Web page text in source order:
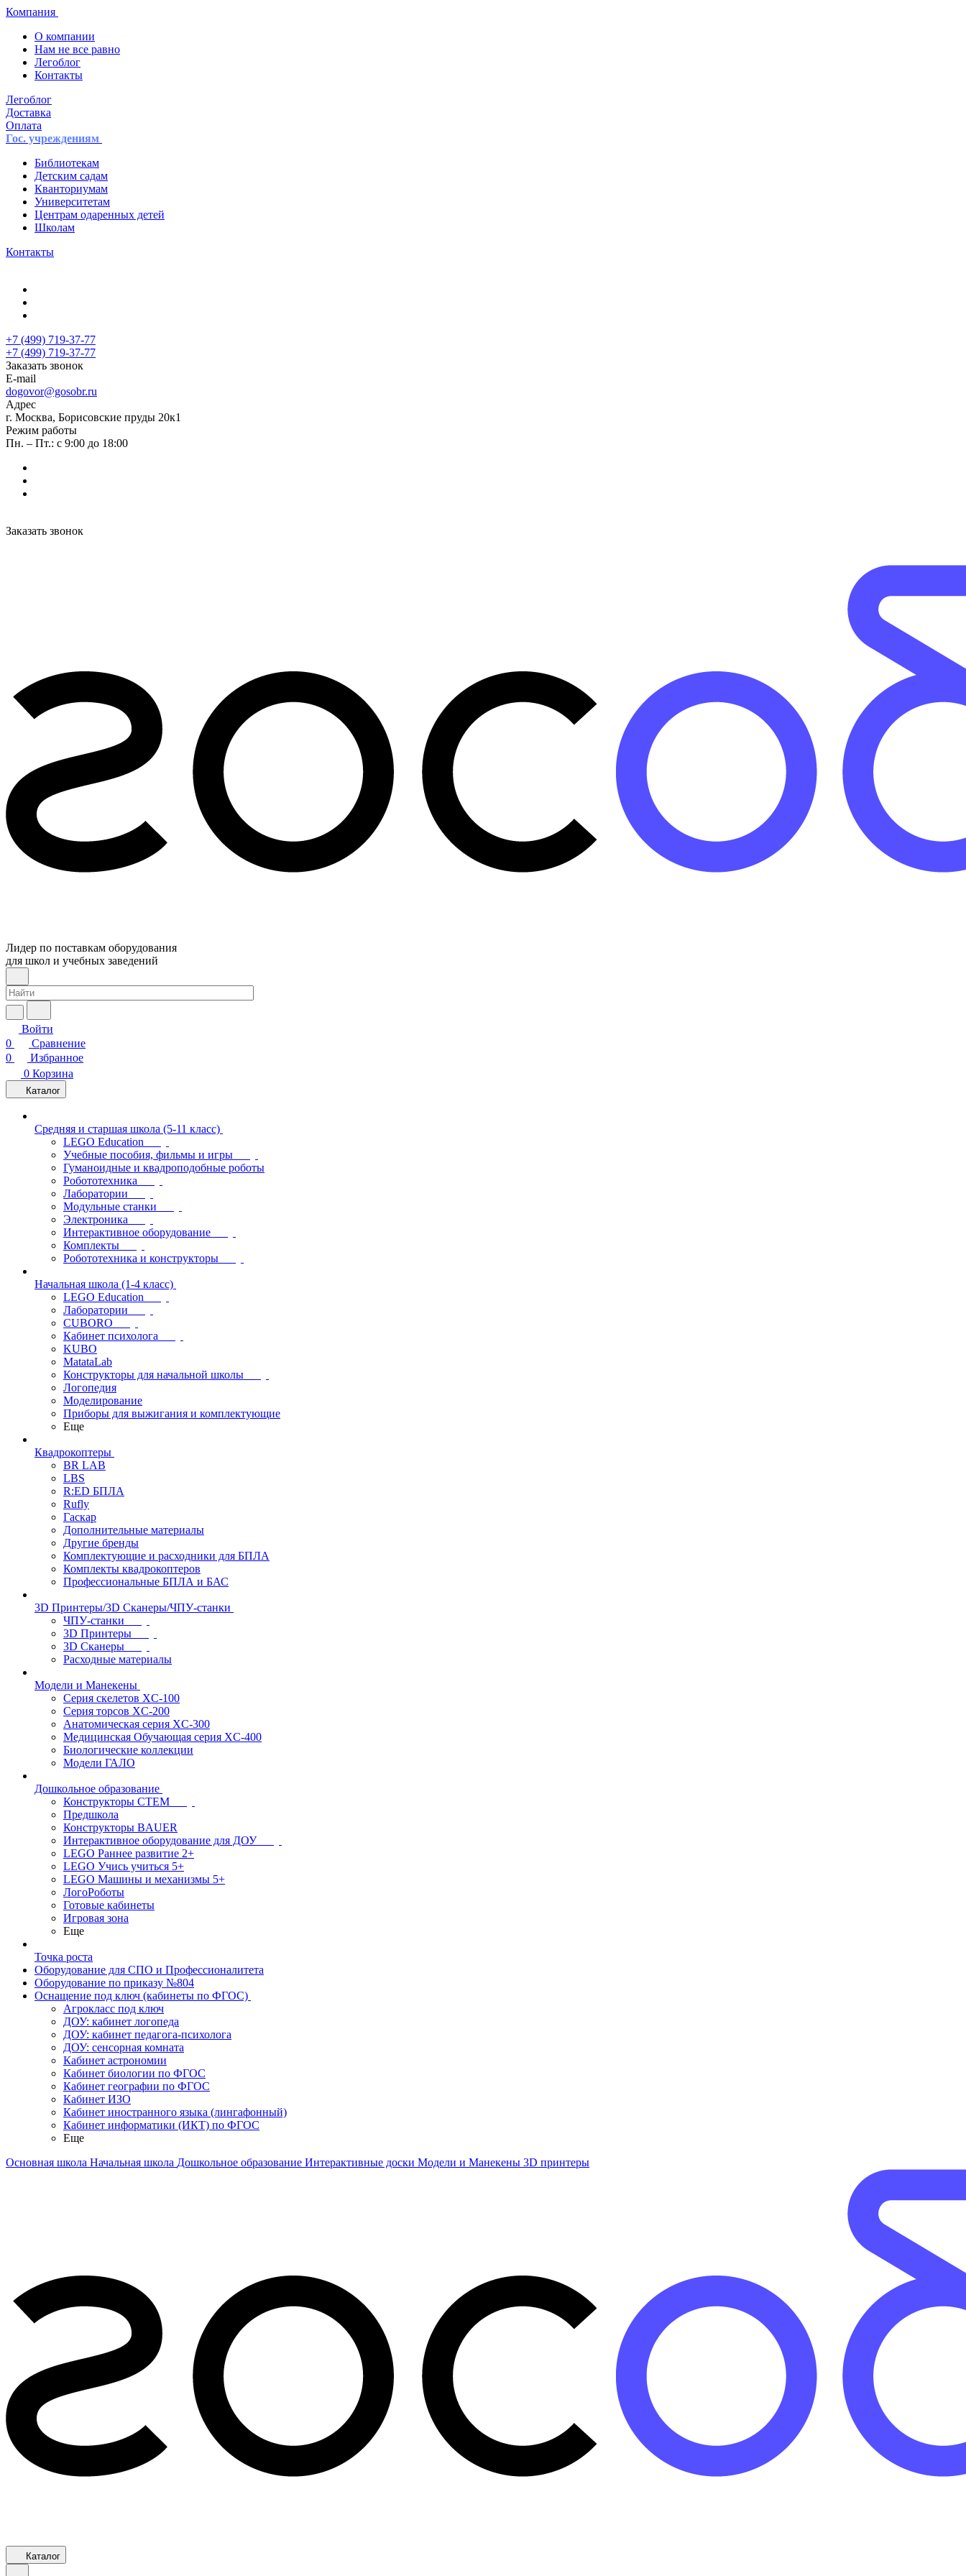
Компания
О компании
Нам не все равно
Легоблог
Контакты
Легоблог
Доставка
Оплата
Гос. учреждениям
Библиотекам
Детским садам
Кванториумам
Университетам
Центрам одаренных детей
Школам
Контакты
+7 (499) 719-37-77
+7 (499) 719-37-77
Заказать звонок
E-mail
dogovor@gosobr.ru
Адрес
г. Москва, Борисовские пруды 20к1
Режим работы
Пн. – Пт.: с 9:00 до 18:00
Заказать звонок
Лидер по поставкам оборудования
для школ и учебных заведений
Войти
0
Сравнение
0
Избранное
0 Корзина
Каталог
Средняя и старшая школа (5-11 класс)
LEGO Education
Учебные пособия, фильмы и игры
Гуманоидные и квадроподобные роботы
Робототехника
Лаборатории
Модульные станки
Электроника
Интерактивное оборудование
Комплекты
Робототехника и конструкторы
Начальная школа (1-4 класс)
LEGO Education
Лаборатории
CUBORO
Кабинет психолога
KUBO
MatataLab
Конструкторы для начальной школы
Логопедия
Моделирование
Приборы для выжигания и комплектующие
Еще
Квадрокоптеры
BR LAB
LBS
R:ED БПЛА
Rufly
Гаскар
Дополнительные материалы
Другие бренды
Комплектующие и расходники для БПЛА
Комплекты квадрокоптеров
Профессиональные БПЛА и БАС
3D Принтеры/3D Сканеры/ЧПУ-станки
ЧПУ-станки
3D Принтеры
3D Сканеры
Расходные материалы
Модели и Манекены
Серия скелетов XC-100
Серия торсов XC-200
Анатомическая серия XC-300
Медицинская Обучающая серия XC-400
Биологические коллекции
Модели ГАЛО
Дошкольное образование
Конструкторы СТЕМ
Предшкола
Конструкторы BAUER
Интерактивное оборудование для ДОУ
LEGO Раннее развитие 2+
LEGO Учись учиться 5+
LEGO Машины и механизмы 5+
ЛогоРоботы
Готовые кабинеты
Игровая зона
Еще
Точка роста
Оборудование для СПО и Профессионалитета
Оборудование по приказу №804
Оснащение под ключ (кабинеты по ФГОС)
Агрокласс под ключ
ДОУ: кабинет логопеда
ДОУ: кабинет педагога-психолога
ДОУ: сенсорная комната
Кабинет астрономии
Кабинет биологии по ФГОС
Кабинет географии по ФГОС
Кабинет ИЗО
Кабинет иностранного языка (лингафонный)
Кабинет информатики (ИКТ) по ФГОС
Еще
Основная школа Начальная школа Дошкольное образование Интерактивные доски Модели и Манекены 3D принтеры
Каталог